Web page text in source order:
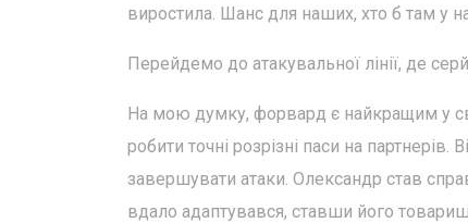
виростила. Шанс для наших, хто б там у
Перейдемо до атакувальної лінії, де
На мою думку, форвард є найкращим у
робити точні розрізні паси на
завершувати атаки. Олександр став
вдало адаптувався, ставши його